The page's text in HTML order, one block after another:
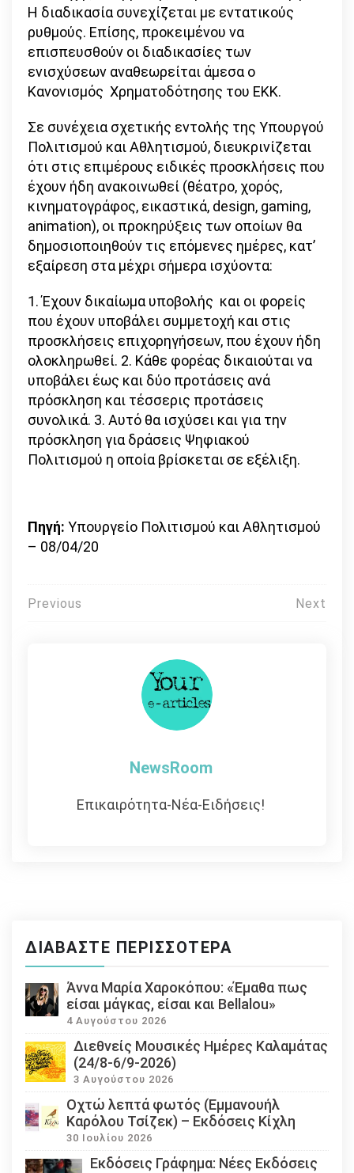
Η διαδικασία συνεχίζεται με εντατικούς
ρυθμούς. Επίσης, προκειμένου να
επισπευσθούν οι διαδικασίες των
ενισχύσεων αναθεωρείται άμεσα ο
Κανονισμός Χρηματοδότησης του ΕΚΚ.
Σε συνέχεια σχετικής εντολής της Υπουργού
Πολιτισμού και Αθλητισμού, διευκρινίζεται
ότι στις επιμέρους ειδικές προσκλήσεις που
έχουν ήδη ανακοινωθεί (θέατρο, χορός,
κινηματογράφος, εικαστικά, design, gaming,
animation), οι προκηρύξεις των οποίων θα
δημοσιοποιηθούν τις επόμενες ημέρες, κατ’
εξαίρεση στα μέχρι σήμερα ισχύοντα:
1. Έχουν δικαίωμα υποβολής και οι φορείς
που έχουν υποβάλει συμμετοχή και στις
προσκλήσεις επιχορηγήσεων, που έχουν ήδη
ολοκληρωθεί. 2. Κάθε φορέας δικαιούται να
υποβάλει έως και δύο προτάσεις ανά
πρόσκληση και τέσσερις προτάσεις
συνολικά. 3. Αυτό θα ισχύσει και για την
πρόσκληση για δράσεις Ψηφιακού
Πολιτισμού η οποία βρίσκεται σε εξέλιξη.
Πηγή: Υπουργείο Πολιτισμού και Αθλητισμού
– 08/04/20
Πλοήγηση
Previous Next
NewsRoom
Επικαιρότητα-Νέα-Ειδήσεις!
ΔΙΑΒΆΣΤΕ ΠΕΡΙΣΣΌΤΕΡΑ
Άννα Μαρία Χαροκόπου: «Έμαθα πως
είσαι μάγκας, είσαι και Bellalou»
4 Αυγούστου 2026
Διεθνείς Μουσικές Ημέρες Καλαμάτας
(24/8-6/9-2026)
3 Αυγούστου 2026
Οχτώ λεπτά φωτός (Εμμανουήλ
Καρόλου Τσίζεκ) – Εκδόσεις Κίχλη
30 Ιουλίου 2026
Εκδόσεις Γράφημα: Νέες Εκδόσεις